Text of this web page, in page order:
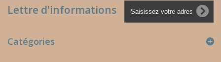
Lettre d'informations
Catégories